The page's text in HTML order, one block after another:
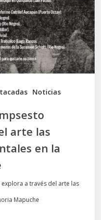
Noticias
arte las
en la
a través del arte las
Mapuche